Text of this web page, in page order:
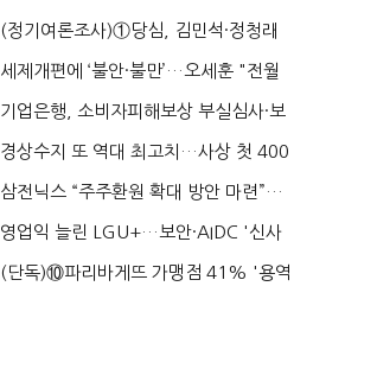
생법 위반 반복...
(정기여론조사)①당심, 김민석·정청래
'초접전'…대통령 ...
세제개편에 ‘불안·불만’…오세훈 "전월
세 구하기 더 ...
기업은행, 소비자피해보상 부실심사·보
이스피싱 공시 ...
경상수지 또 역대 최고치…사상 첫 400
억달러에 '3% 성...
삼전닉스 “주주환원 확대 방안 마련”…
로이터에 성명...
영업익 늘린 LGU+…보안·AIDC '신사
업 드라이브'...
(단독)⑩파리바게뜨 가맹점 41% '용역